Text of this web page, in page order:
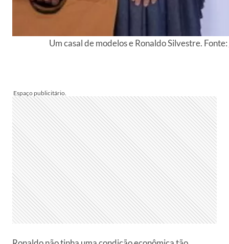
Um casal de modelos e Ronaldo Silvestre. Fonte: